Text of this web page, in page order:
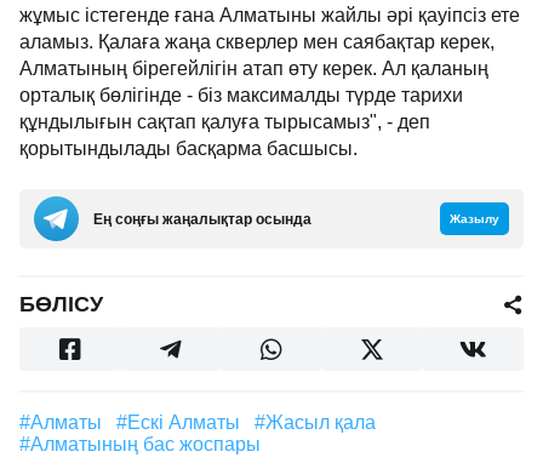
жұмыс істегенде ғана Алматыны жайлы әрі қауіпсіз ете
аламыз. Қалаға жаңа скверлер мен саябақтар керек,
Алматының бірегейлігін атап өту керек. Ал қаланың
орталық бөлігінде - біз максималды түрде тарихи
құндылығын сақтап қалуға тырысамыз", - деп
қорытындылады басқарма басшысы.
Ең соңғы жаңалықтар осында Жазылу
БӨЛІСУ
#Алматы #ескі Алматы
#жасыл қала
#Алматының бас жоспары